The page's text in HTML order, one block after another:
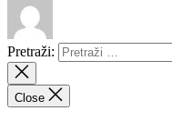
Pretraži:
Close